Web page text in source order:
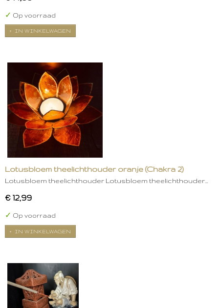
✓ Op voorraad
IN WINKELWAGEN
Lotusbloem theelichthouder oranje (Chakra 2)
Lotusbloem theelichthouder Lotusbloem theelichthouder…
€ 12,99
✓ Op voorraad
IN WINKELWAGEN